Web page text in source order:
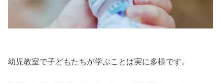
幼児教室で子どもたちが学ぶことは実に多様です。